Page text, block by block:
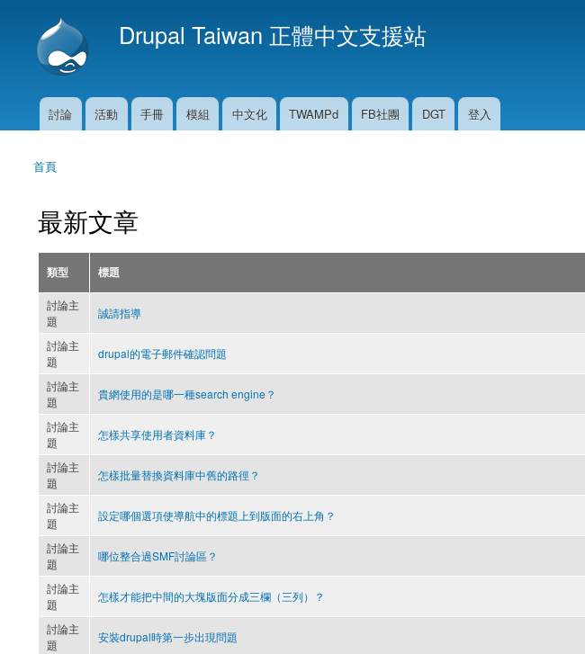
Drupal Taiwan 正體中文支援站
主選單
討論 活動 手冊 模組 中文化 TWAMPd FB社團 DGT 登入
您在這裡
首頁
最新文章
類型 標題
討論主
題
誠請指導
討論主
題
drupal的電子郵件確認問題
討論主
題
貴網使用的是哪一種search engine？
討論主
題
怎樣共享使用者資料庫？
討論主
題
怎樣批量替換資料庫中舊的路徑？
討論主
題
設定哪個選項使導航中的標題上到版面的右上角？
討論主
題
哪位整合過SMF討論區？
討論主
題
怎樣才能把中間的大塊版面分成三欄（三列）？
討論主
題
安裝drupal時第一步出現問題